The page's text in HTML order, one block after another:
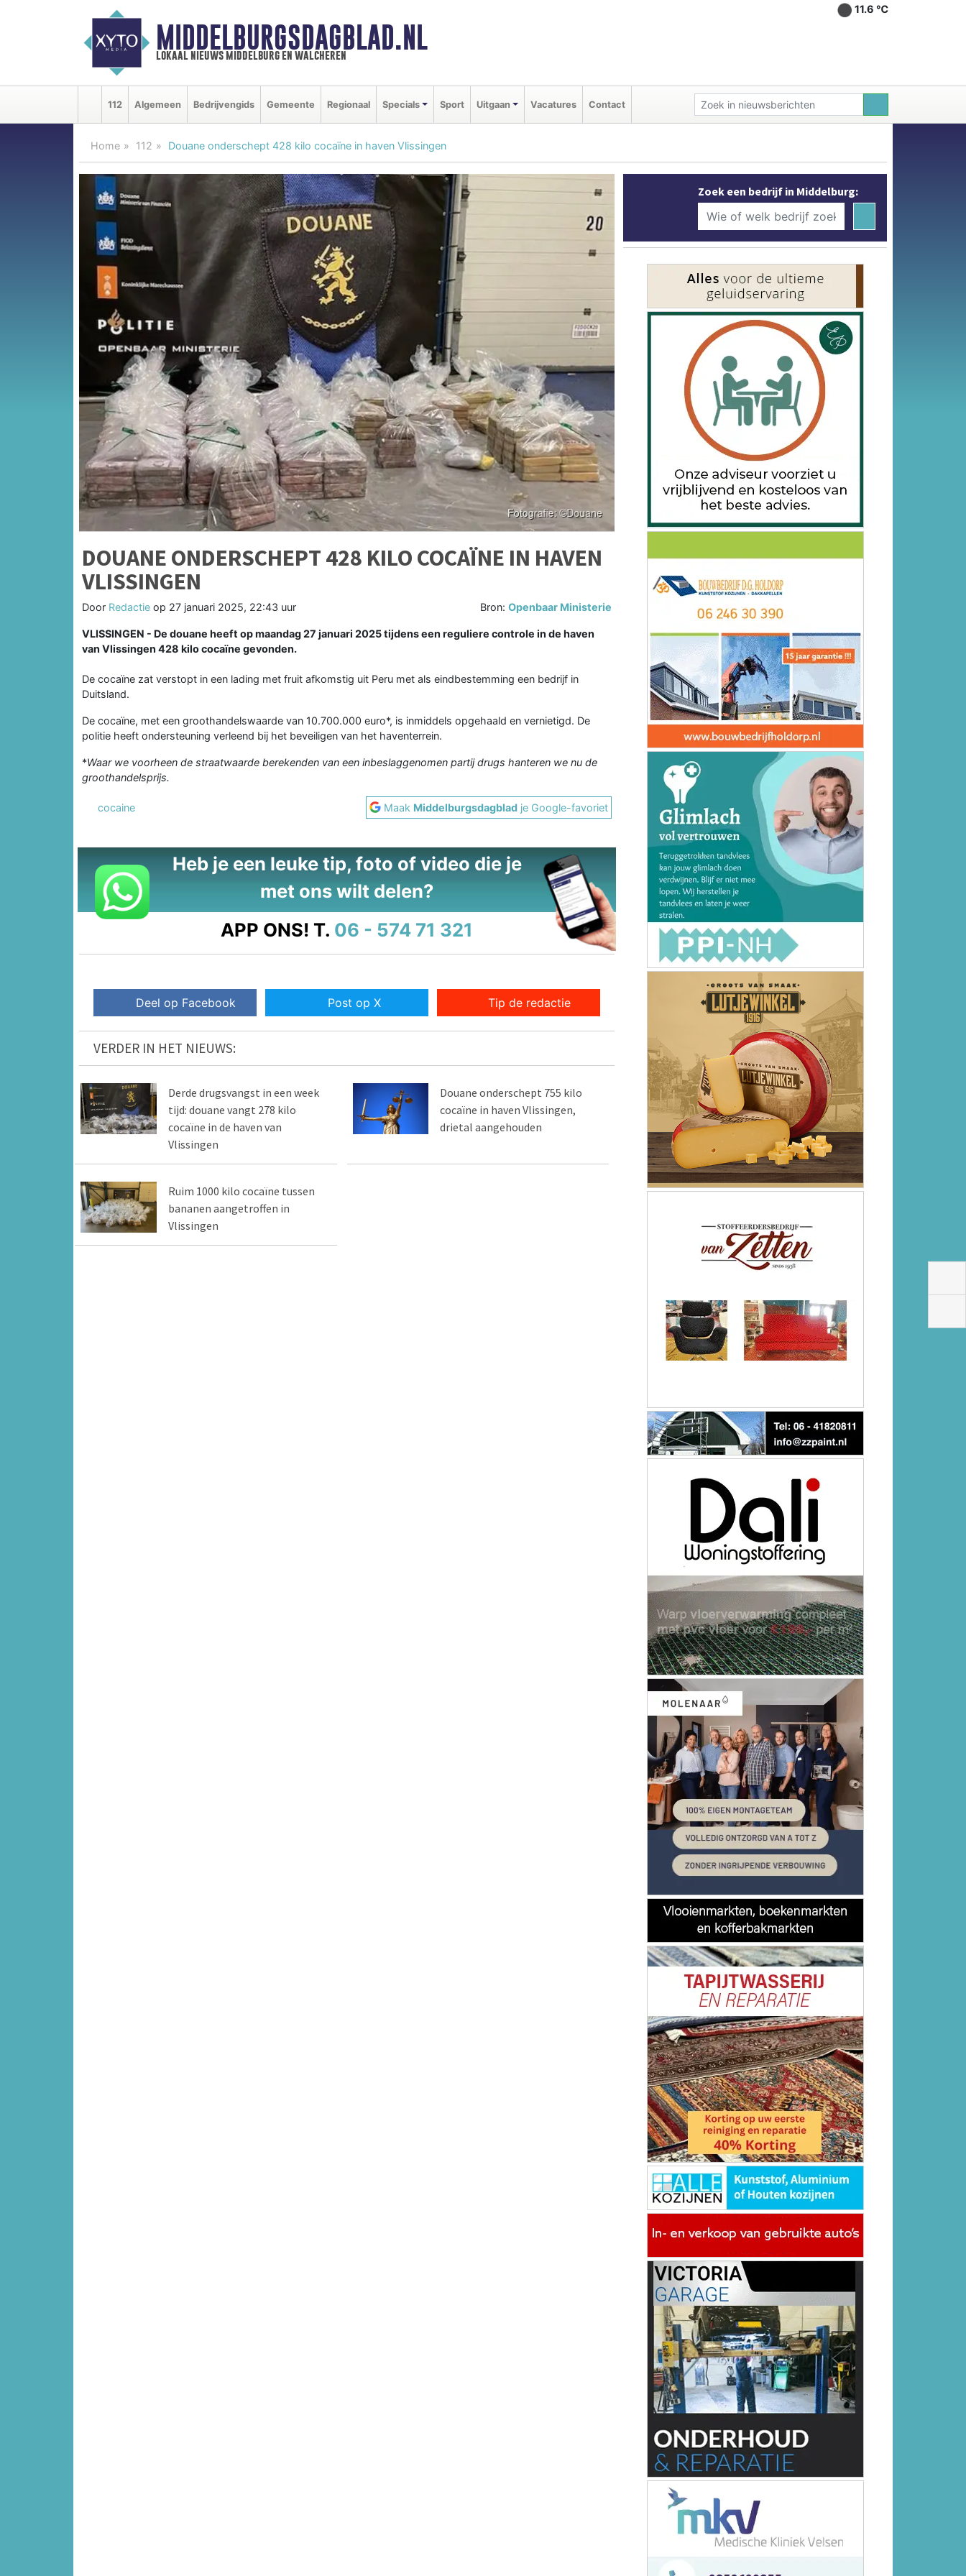
MIDDELBURGSDAGBLAD.NL
lokaal nieuws middelburg en walcheren
11.6 ℃
112 Algemeen Bedrijvengids Gemeente Regionaal Specials Sport Uitgaan Vacatures Contact
Home 112 Douane onderschept 428 kilo cocaïne in haven Vlissingen
DOUANE ONDERSCHEPT 428 KILO COCAÏNE IN HAVEN
VLISSINGEN
Door Redactie op 27 januari 2025, 22:43 uur Bron:Openbaar Ministerie
VLISSINGEN - De douane heeft op maandag 27 januari 2025 tijdens een reguliere controle in de haven
van Vlissingen 428 kilo cocaïne gevonden.
De cocaïne zat verstopt in een lading met fruit afkomstig uit Peru met als eindbestemming een bedrijf in
Duitsland.
De cocaïne, met een groothandelswaarde van 10.700.000 euro*, is inmiddels opgehaald en vernietigd. De
politie heeft ondersteuning verleend bij het beveiligen van het haventerrein.
*Waar we voorheen de straatwaarde berekenden van een inbeslaggenomen partij drugs hanteren we nu de
groothandelsprijs.
cocaine Maak Middelburgsdagblad je Google-favoriet
Heb je een leuke tip, foto of video die je
met ons wilt delen?
APP ONS! T. 06 - 574 71 321
Deel op Facebook Post op X Tip de redactie
VERDER IN HET NIEUWS:
Derde drugsvangst in een week
tijd: douane vangt 278 kilo
cocaïne in de haven van
Vlissingen
Douane onderschept 755 kilo
cocaïne in haven Vlissingen,
drietal aangehouden
Ruim 1000 kilo cocaïne tussen
bananen aangetroffen in
Vlissingen
Zoek een bedrijf in Middelburg: